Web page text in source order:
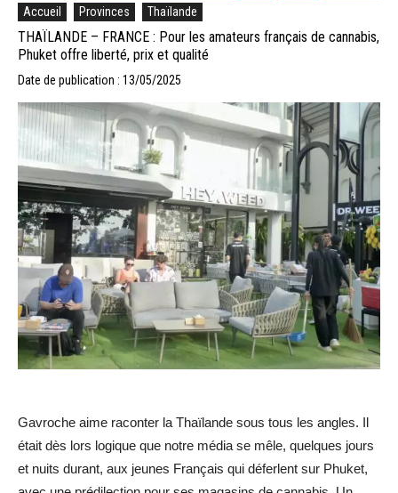
Accueil Provinces Thaïlande
THAÏLANDE – FRANCE : Pour les amateurs français de cannabis,
Phuket offre liberté, prix et qualité
Date de publication : 13/05/2025
Gavroche aime raconter la Thaïlande sous tous les angles. Il
était dès lors logique que notre média se mêle, quelques jours
et nuits durant, aux jeunes Français qui déferlent sur Phuket,